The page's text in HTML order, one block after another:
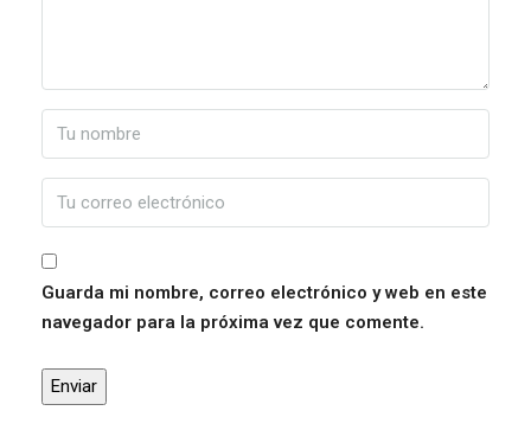
Guarda mi nombre, correo electrónico y web en este
navegador para la próxima vez que comente.